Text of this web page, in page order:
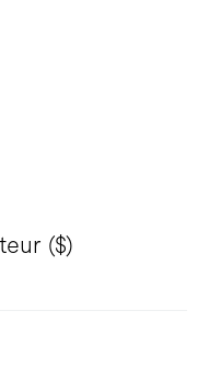
($)